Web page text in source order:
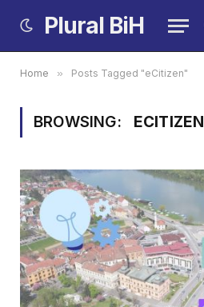
Plural BiH
Home » Posts Tagged "eCitizen"
BROWSING: ECITIZEN